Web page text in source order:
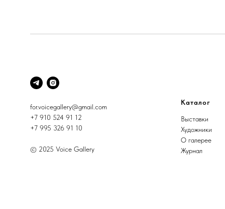
for.voicegallery@gmail.com
+7 910 524 91 12
+7 995 326 91 10
© 2025 Voice Gallery
Каталог
Выставки
Художники
О галерее
Журнал